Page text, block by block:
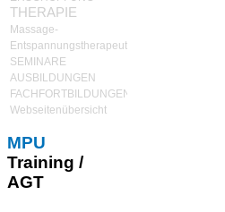
THERAPIE
Massage-
Entspannungstherapeut
SEMINARE
AUSBILDUNGEN
FACHFORTBILDUNGEN
Webseitenübersicht
MPU
Training /
AGT